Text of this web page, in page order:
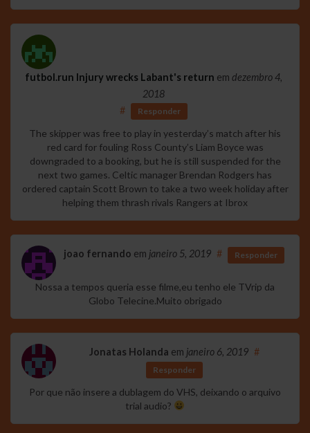
futbol.run Injury wrecks Labant's return em dezembro 4,
2018
#
Responder
The skipper was free to play in yesterday’s match after his
red card for fouling Ross County’s Liam Boyce was
downgraded to a booking, but he is still suspended for the
next two games. Celtic manager Brendan Rodgers has
ordered captain Scott Brown to take a two week holiday after
helping them thrash rivals Rangers at Ibrox
joao fernando em janeiro 5, 2019 # Responder
Nossa a tempos queria esse filme,eu tenho ele TVrip da
Globo Telecine.Muito obrigado
Jonatas Holanda em janeiro 6, 2019 #
Responder
Por que não insere a dublagem do VHS, deixando o arquivo
trial audio?